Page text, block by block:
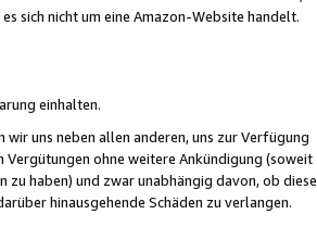
sich nicht um eine Amazon-Website handelt.
einhalten.
uns neben allen anderen, uns zur Verfügung
Vergütungen ohne weitere Ankündigung (soweit
haben) und zwar unabhängig davon, ob diese
hinausgehende Schäden zu verlangen.